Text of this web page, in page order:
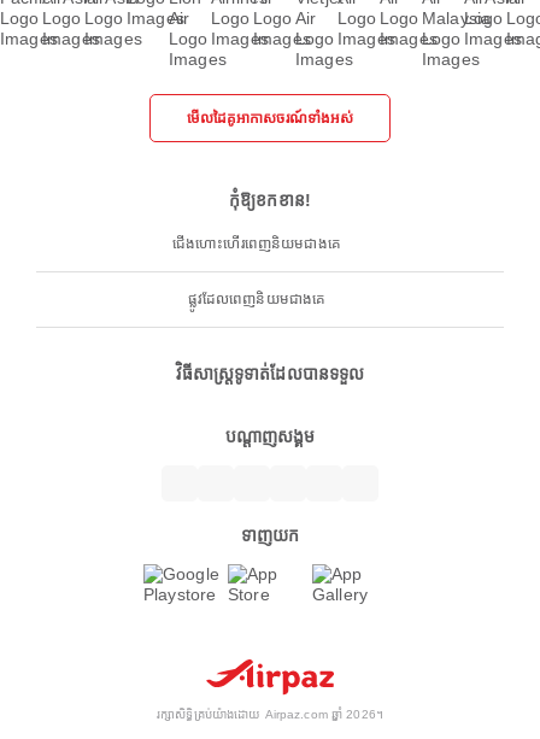
មើលដៃគូអាកាសចរណ៍ទាំងអស់
កុំឱ្យខកខាន!
ជើងហោះហើរពេញនិយមជាងគេ
ផ្លូវដែលពេញនិយមជាងគេ
វិធីសាស្ត្រទូទាត់ដែលបានទទួល
បណ្តាញសង្គម
ទាញយក
រក្សាសិទ្ធិគ្រប់យ៉ាងដោយ Airpaz.com ឆ្នាំ 2026។